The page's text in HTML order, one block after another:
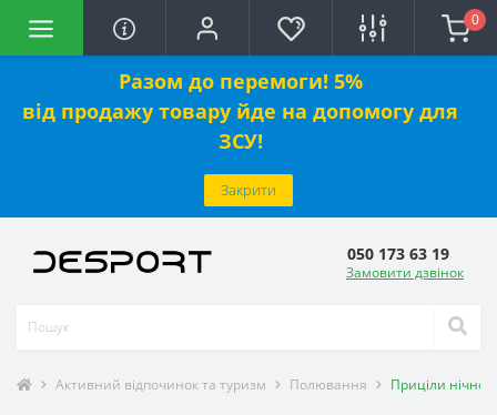
Разом до перемоги! 5%
від продажу товару йде на допомогу для
ЗСУ!
Закрити
0
050 173 63 19
Замовити дзвінок
Активний відпочинок та туризм Полювання Приціли